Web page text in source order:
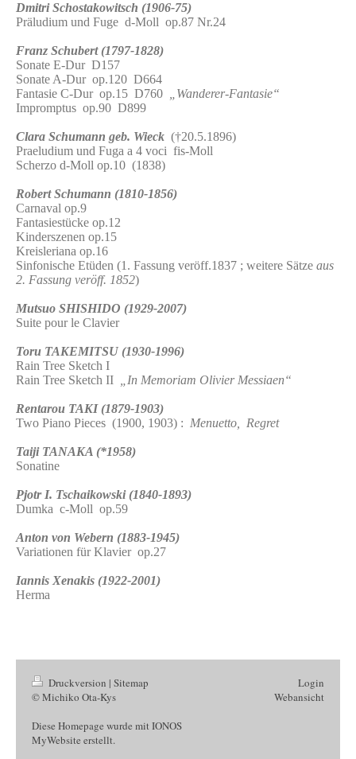
Dmitri Schostakowitsch (1906-75)
Präludium und Fuge d-Moll op.87 Nr.24
Franz Schubert (1797-1828)
Sonate E-Dur D157
Sonate A-Dur op.120 D664
Fantasie C-Dur op.15 D760
„Wanderer-Fantasie“
Impromptus op.90 D899
Clara Schumann geb. Wieck (†20.5.1896)
Praeludium und Fuga a 4 voci fis-Moll
Scherzo d-Moll op.10 (1838)
Robert Schumann (1810-1856)
Carnaval op.9
Fantasiestücke op.12
Kinderszenen op.15
Kreisleriana op.16
Sinfonische Etüden (1. Fassung veröff.1837 ; weitere Sätze aus
2. Fassung veröff. 1852)
Mutsuo SHISHIDO (1929-2007)
Suite pour le Clavier
Toru TAKEMITSU (1930-1996)
Rain Tree Sketch I
Rain Tree Sketch II
„In Memoriam Olivier Messiaen“
Rentarou TAKI (1879-1903)
Two Piano Pieces (1900, 1903) : Menuetto, Regret
Taiji TANAKA (*1958)
Sonatine
Pjotr I. Tschaikowski (1840-1893)
Dumka c-Moll op.59
Anton von Webern (1883-1945)
Variationen für Klavier op.27
Iannis Xenakis (1922-2001)
Herma
Druckversion | Sitemap
© Michiko Ota-Kys
Diese Homepage wurde mitIONOS
MyWebsite erstellt.
Login
Webansicht